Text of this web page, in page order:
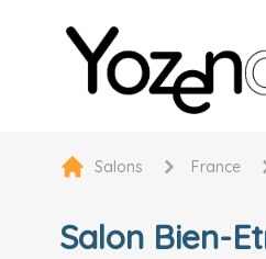
Yozenco - Organisateur
Salons France
Salon Bien-